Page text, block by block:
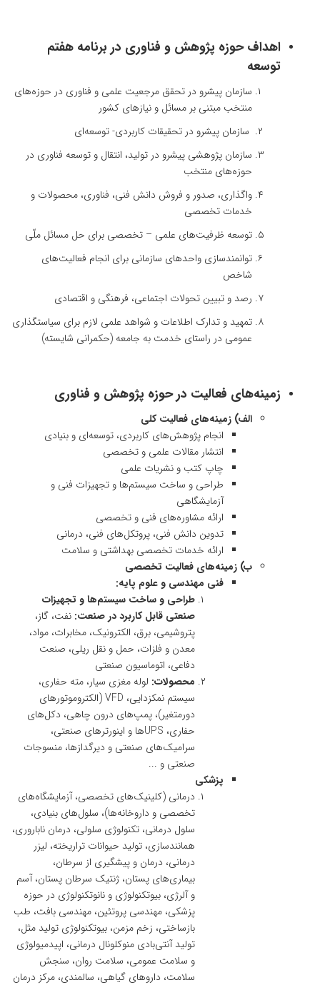
اهداف حوزه پژوهش و فناوری در برنامه هفتم
توسعه
سازمان پیشرو در تحقق مرجعیت علمی و فناوری در حوزه‌های
منتخب مبتنی بر مسائل و نیازهای کشور
سازمان پیشرو در تحقیقات کاربردی- توسعه‌ای
سازمان پژوهشی پیشرو در تولید، انتقال و توسعه فناوری‌ در
حوزه‌های منتخب
واگذاری، صدور و فروش دانش فنی، فناوری، محصولات و
خدمات تخصصی
توسعه ظرفیت‌های علمی – تخصصی برای حل مسائل ملّی
توانمندسازی واحدهای سازمانی برای انجام فعالیت‌های
شاخص
رصد و تبیین تحولات اجتماعی، فرهنگی و اقتصادی
تمهید و تدارک اطلاعات و شواهد علمی لازم برای سیاستگذاری
عمومی در راستای خدمت به جامعه (حکمرانی شایسته)
زمینه‌های فعالیت در حوزه پژوهش و فناوری
الف) زمینه‌های فعالیت کلی
انجام پژوهش‌های کاربردی، توسعه‌ای و بنیادی
انتشار مقالات علمی و تخصصی
چاپ کتب و نشریات علمی
طراحی و ساخت سیستم‌ها و تجهیزات فنی و
آزمایشگاهی
ارائه مشاوره‌های فنی و تخصصی
تدوین دانش فنی، پروتکل‌های فنی، درمانی
ارائه خدمات تخصصی بهداشتی و سلامت
ب) زمینه‌های فعالیت تخصصی
فنی مهندسی و علوم پایه:
طراحی و ساخت سیستم‌ها و تجهیزات
صنعتی قابل کاربرد در صنعت: نفت، گاز،
پتروشیمی، برق، الکترونیک، مخابرات، مواد،
معدن و فلزات، حمل و نقل ریلی، صنعت
دفاعی، اتوماسیون صنعتی
محصولات: لوله مغزی سیار، مته حفاری،
سیستم نمکزدایی، VFD (الکتروموتورهای
دورمتغیر)، پمپ‌های درون چاهی، دکل‌های
حفاری، UPSها و اینورترهای صنعتی،
سرامیک‌های صنعتی و دیرگدازها، منسوجات
صنعتی و ...
پزشکی
درمانی (کلینیک‌های تخصصی، آزمایشگاه‌های
تخصصی و داروخانه‌ها)، سلول‌های بنیادی،
سلول درمانی، تکنولوژی سلولی، درمان ناباروری،
همانندسازی، تولید حیوانات تراریخته، لیزر
درمانی، درمان و پیشگیری از سرطان،
بیماری‌های پستان، ژنتیک سرطان پستان، آسم
و آلرژی، بیوتکنولوژی و نانوتکنولوژی در حوزه
پزشکی، مهندسی پروتئین، مهندسی بافت، طب
بازساختی، زخم مزمن، بیوتکنولوژی تولید مثل،
تولید آنتی‌بادی منوکلونال درمانی، اپیدمیولوژی
و سلامت عمومی، سلامت روان، سنجش
سلامت، داروهای گیاهی، سالمندی، مرکز درمان